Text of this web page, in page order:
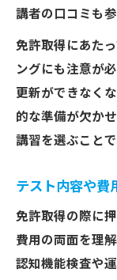
講者の口コミも
免許取得にあた
ングにも注意が
更新ができなく
的な準備が欠か
講習を選ぶこと
テスト内容や費
免許取得の際に
費用の両面を理
認知機能検査や